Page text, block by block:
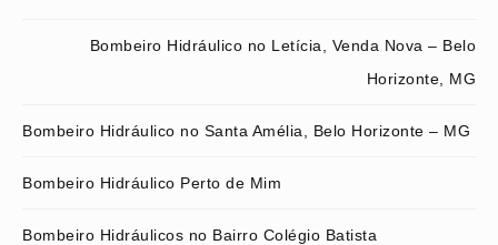
Bombeiro Hidráulico no Letícia, Venda Nova – Belo
Horizonte, MG
Bombeiro Hidráulico no Santa Amélia, Belo Horizonte – MG
Bombeiro Hidráulico Perto de Mim
Bombeiro Hidráulicos no Bairro Colégio Batista